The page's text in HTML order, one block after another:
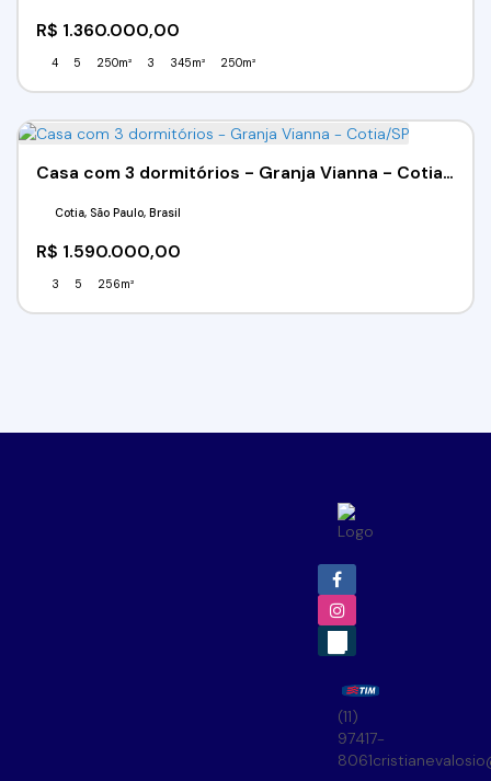
R$ 1.360.000,00
4 5 250m² 3 345m² 250m²
Casa com 3 dormitórios - Granja Vianna - Cotia/SP
R$ 1.590.000,00
Cotia, São Paulo, Brasil
3 5 256m²
(11)
97417-
8061